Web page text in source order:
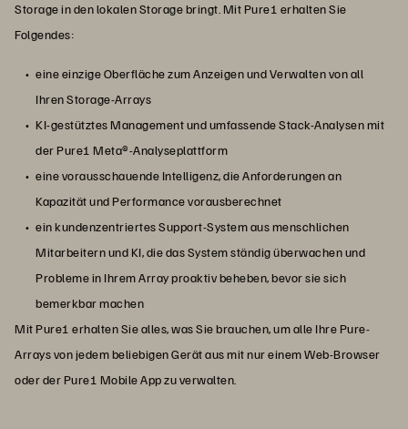
Storage in den lokalen Storage bringt. Mit Pure1 erhalten Sie
Folgendes:
eine einzige Oberfläche zum Anzeigen und Verwalten von all
Ihren Storage-Arrays
KI-gestütztes Management und umfassende Stack-Analysen mit
der Pure1 Meta®-Analyseplattform
eine vorausschauende Intelligenz, die Anforderungen an
Kapazität und Performance vorausberechnet
ein kundenzentriertes Support-System aus menschlichen
Mitarbeitern und KI, die das System ständig überwachen und
Probleme in Ihrem Array proaktiv beheben, bevor sie sich
bemerkbar machen
Mit Pure1 erhalten Sie alles, was Sie brauchen, um alle Ihre Pure-
Arrays von jedem beliebigen Gerät aus mit nur einem Web-Browser
oder der Pure1 Mobile App zu verwalten.